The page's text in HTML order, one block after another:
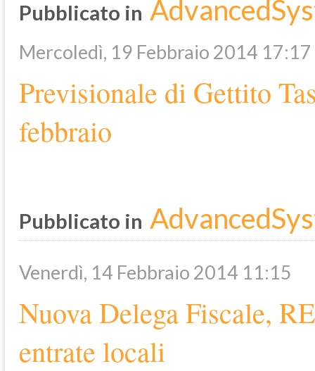
Pubblicato in
Mercoledì, 19 Febbraio 2014 17:17
Previsionale di Gettito
febbraio
Pubblicato in
Venerdì, 14 Febbraio 2014 11:15
Nuova Delega Fiscale,
entrate locali